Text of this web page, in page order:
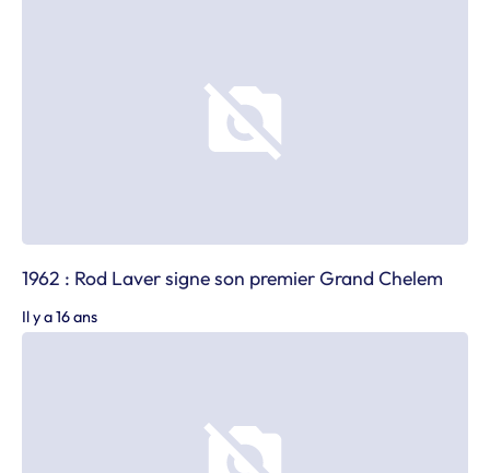
1962 : Rod Laver signe son premier Grand Chelem
Il y a 16 ans